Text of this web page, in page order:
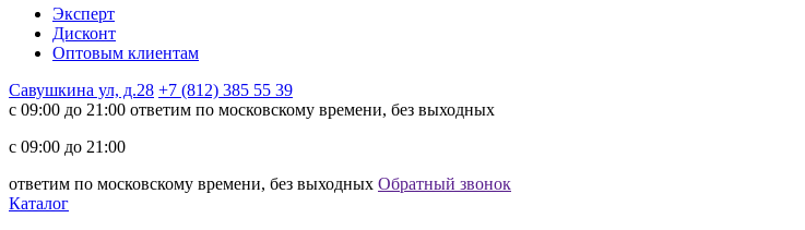
Эксперт
Дисконт
Оптовым клиентам
Савушкина ул, д.28 +7 (812) 385 55 39
c 09:00 до 21:00 ответим по московскому времени, без выходных
c 09:00 до 21:00
ответим по московскому времени, без выходных Обратный звонок
Каталог